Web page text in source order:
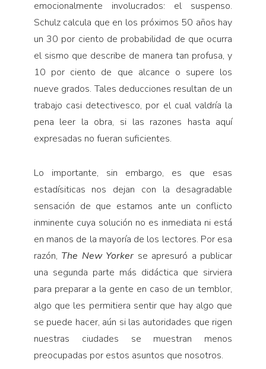
emocionalmente involucrados: el suspenso.
Schulz calcula que en los próximos 50 años hay
un 30 por ciento de probabilidad de que ocurra
el sismo que describe de manera tan profusa, y
10 por ciento de que alcance o supere los
nueve grados. Tales deducciones resultan de un
trabajo casi detectivesco, por el cual valdría la
pena leer la obra, si las razones hasta aquí
expresadas no fueran suficientes.
Lo importante, sin embargo, es que esas
estadísiticas nos dejan con la desagradable
sensación de que estamos ante un conflicto
inminente cuya solución no es inmediata ni está
en manos de la mayoría de los lectores. Por esa
razón, The New Yorker se apresuró a publicar
una segunda parte más didáctica que sirviera
para preparar a la gente en caso de un temblor,
algo que les permitiera sentir que hay algo que
se puede hacer, aún si las autoridades que rigen
nuestras ciudades se muestran menos
preocupadas por estos asuntos que nosotros.